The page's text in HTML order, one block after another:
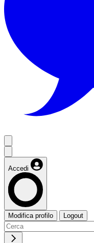
Accedi
Modifica profilo Logout